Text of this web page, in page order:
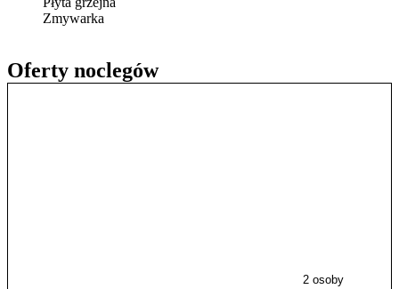
Oferty noclegów
2 osoby
Zmywarka